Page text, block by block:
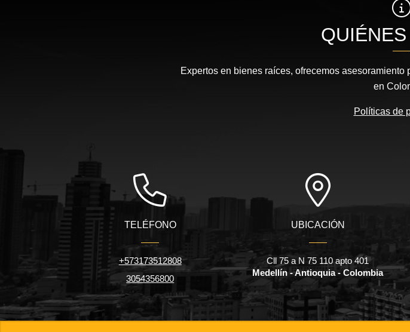
Expertos en bienes raíces, ofrecemos
en
Políticas de
TELÉFONO
+573173512808
3054356800
UBICACIÓN
Cll 75 a N 75 110 apto 401
Medellín - Antioquia - Colombia